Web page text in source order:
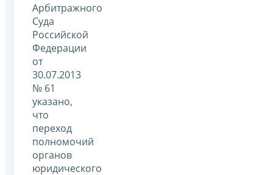
Арбитражного
Суда
Российской
Федерации
от
30.07.2013
№ 61
указано,
что
переход
полномочий
органов
юридического